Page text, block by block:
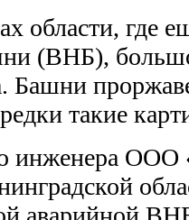
области, где
(ВНБ),
Башни
такие
инженера ООО